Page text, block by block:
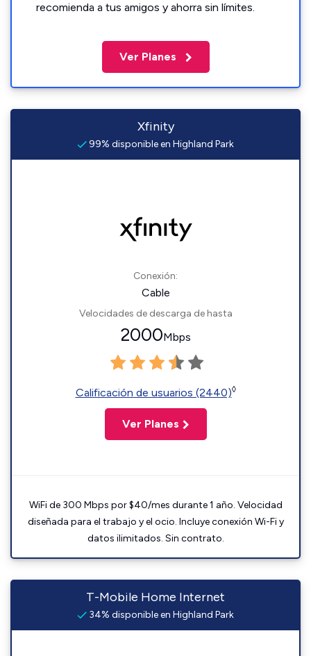
recomienda a tus amigos y ahorra sin límites.
Ver Planes
Xfinity
99% disponible en Highland Park
Conexión:
Cable
Velocidades de descarga de hasta
2000Mbps
Calificación de usuarios (2440)◊
Ver Planes
WiFi de 300 Mbps por $40/mes durante 1 año. Velocidad
diseñada para el trabajo y el ocio. Incluye conexión Wi-Fi y
datos ilimitados. Sin contrato.
T-Mobile Home Internet
34% disponible en Highland Park